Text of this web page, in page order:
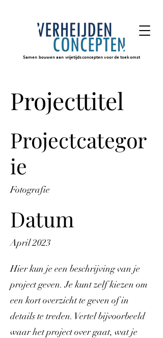
Samen bouwen aan vrijetijdsconcepten voor de toekomst
Projecttitel
Projectcategor
ie
Fotografie
Datum
April 2023
Hier kun je een beschrijving van je
project geven. Je kunt zelf kiezen om
een kort overzicht te geven of in
details te treden. Vertel bijvoorbeeld
waar het project over gaat, wat je